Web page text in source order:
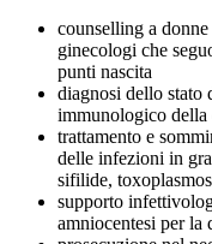
counselling a
ginecologi che
punti nascita
diagnosi dello
immunologico della
trattamento e
delle infezioni in
sifilide,
supporto
amniocentesi per la